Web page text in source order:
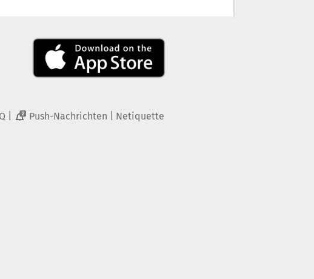
2 Push-Nachrichten Netiquette